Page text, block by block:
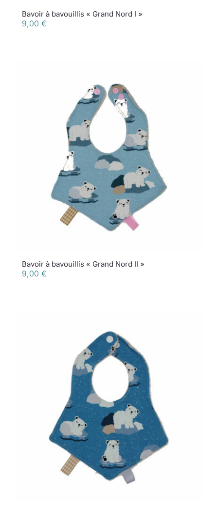
Bavoir à bavouillis « Grand Nord I »
9,00 €
Bavoir à bavouillis « Grand Nord II »
9,00 €